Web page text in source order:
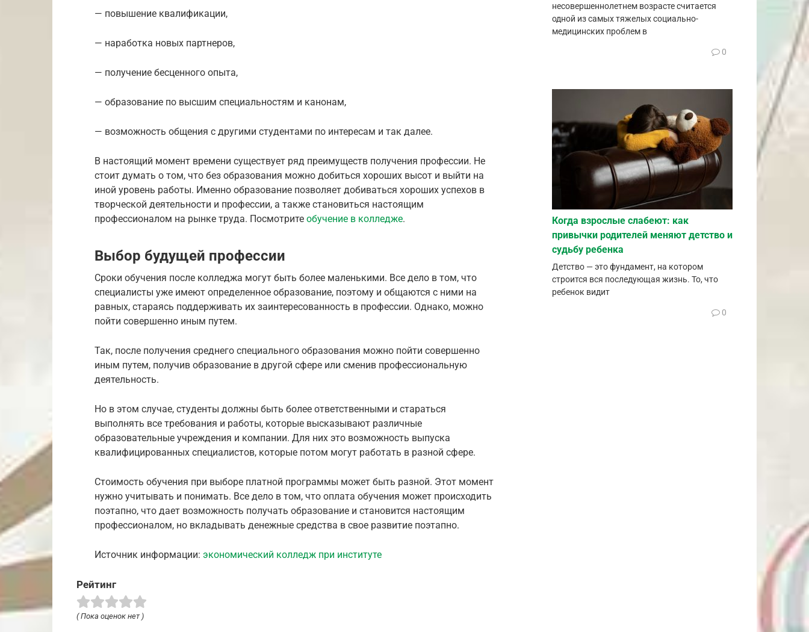
— повышение квалификации,
— наработка новых партнеров,
— получение бесценного опыта,
— образование по высшим специальностям и канонам,
— возможность общения с другими студентами по интересам и так далее.
В настоящий момент времени существует ряд преимуществ получения профессии. Не
стоит думать о том, что без образования можно добиться хороших высот и выйти на
иной уровень работы. Именно образование позволяет добиваться хороших успехов в
творческой деятельности и профессии, а также становиться настоящим
профессионалом на рынке труда. Посмотрите обучение в колледже.
Выбор будущей профессии
Сроки обучения после колледжа могут быть более маленькими. Все дело в том, что
специалисты уже имеют определенное образование, поэтому и общаются с ними на
равных, стараясь поддерживать их заинтересованность в профессии. Однако, можно
пойти совершенно иным путем.
Так, после получения среднего специального образования можно пойти совершенно
иным путем, получив образование в другой сфере или сменив профессиональную
деятельность.
Но в этом случае, студенты должны быть более ответственными и стараться
выполнять все требования и работы, которые высказывают различные
образовательные учреждения и компании. Для них это возможность выпуска
квалифицированных специалистов, которые потом могут работать в разной сфере.
Стоимость обучения при выборе платной программы может быть разной. Этот момент
нужно учитывать и понимать. Все дело в том, что оплата обучения может происходить
поэтапно, что дает возможность получать образование и становится настоящим
профессионалом, но вкладывать денежные средства в свое развитие поэтапно.
Источник информации: экономический колледж при институте
Рейтинг
( Пока оценок нет )
несовершеннолетнем возрасте считается
одной из самых тяжелых социально-
медицинских проблем в
0
Когда взрослые слабеют: как
привычки родителей меняют детство и
судьбу ребенка
Детство — это фундамент, на котором
строится вся последующая жизнь. То, что
ребенок видит
0